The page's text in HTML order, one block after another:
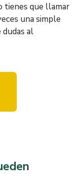
tienes que llamar
una simple
al